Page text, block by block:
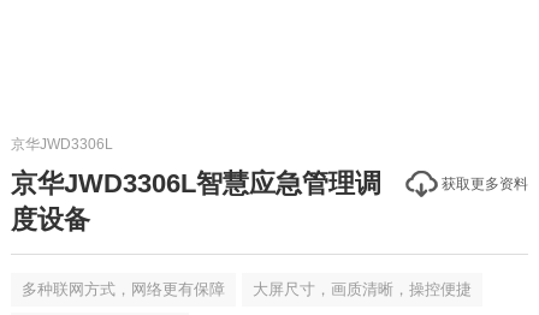
京华JWD3306L
京华JWD3306L智慧应急管理调
度设备
获取更多资料
多种联网方式，网络更有保障 大屏尺寸，画质清晰，操控便捷